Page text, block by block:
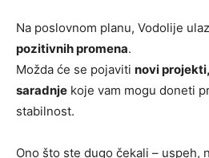
Na poslovnom planu, Vodolije
pozitivnih promena.
Možda će se pojaviti novi
saradnje koje vam mogu doneti
stabilnost.
Ono što ste dugo čekali – uspeh,